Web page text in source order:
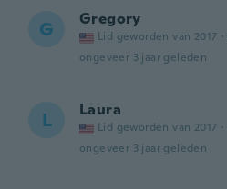
G Gregory
Lid geworden van 2017 ·
ongeveer 3 jaar geleden
L Laura
Lid geworden van 2017 ·
ongeveer 3 jaar geleden